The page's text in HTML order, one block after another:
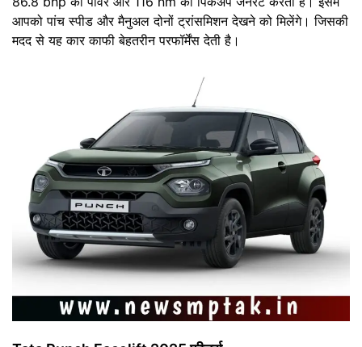
आपको पांच स्पीड और मैनुअल दोनों ट्रांसमिशन देखने को मिलेंगे। जिसकी
मदद से यह कार काफी बेहतरीन परफॉर्मेंस देती है।